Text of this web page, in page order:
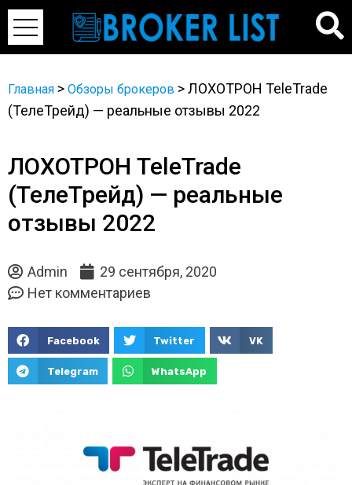
Главная > Обзоры брокеров >ЛОХОТРОН TeleTrade
(ТелеТрейд) — реальные отзывы 2022
ЛОХОТРОН TeleTrade
(ТелеТрейд) — реальные
отзывы 2022
Admin
29 сентября, 2020
Нет комментариев
Facebook Twitter VK
Telegram WhatsApp